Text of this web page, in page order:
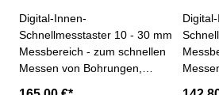
Digital-Innen-
Schnellmesstaster 10 - 30 mm
Messbereich - zum schnellen
Messen von Bohrungen,